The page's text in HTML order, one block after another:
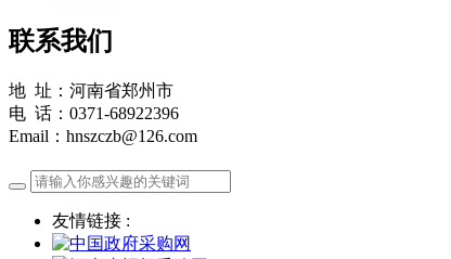
联系我们
地 址：河南省郑州市
电 话：0371-68922396
Email：hnszczb@126.com
友情链接 :